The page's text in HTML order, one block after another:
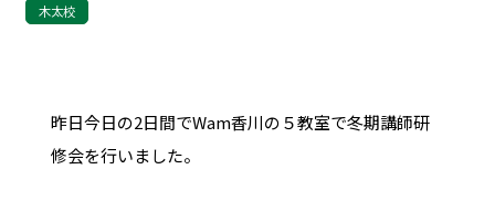
木太校
昨日今日の2日間でWam香川の５教室で冬期講師研
修会を行いました。